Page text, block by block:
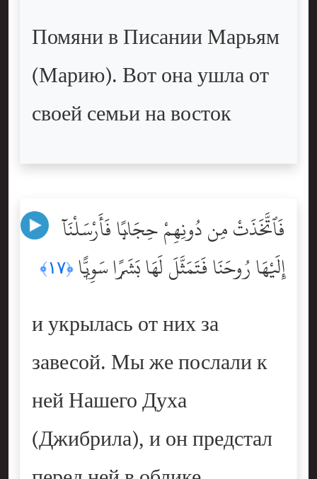
Помяни в Писании Марьям
(Марию). Вот она ушла от
своей семьи на восток
فَٱتَّخَذَتْ مِن دُونِهِمْ حِجَابًۭا فَأَرْسَلْنَآ
إِلَيْهَا رُوحَنَا فَتَمَثَّلَ لَهَا بَشَرًۭا سَوِيًّۭا ﴿١٧﴾
и укрылась от них за
завесой. Мы же послали к
ней Нашего Духа
(Джибрила), и он предстал